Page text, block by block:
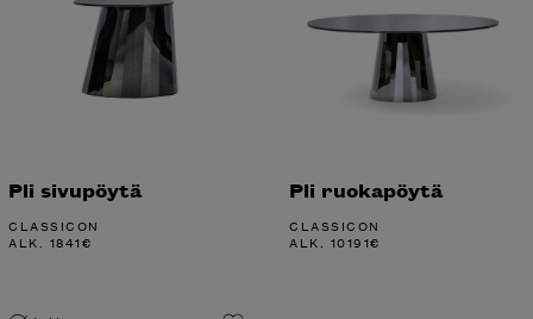
Pli sivupöytä
CLASSICON
ALK. 1841€
Pli ruokapöytä
CLASSICON
ALK. 10191€